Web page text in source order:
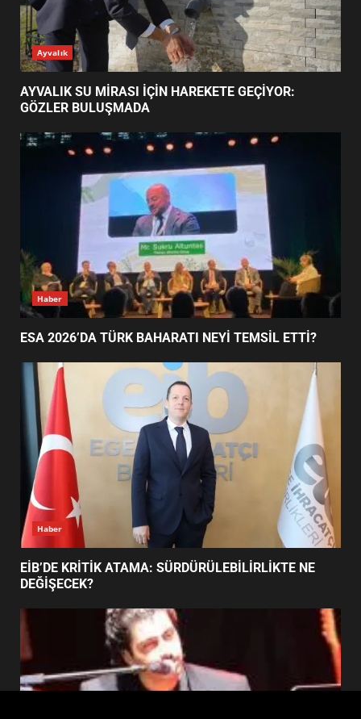
1
AYVALIK SU MİRASI İÇİN
HAREKETE GEÇİYOR: GÖZLER
BULUŞMADA
ESA 2026’DA TÜRK BAHARATI
NEYİ TEMSİL ETTİ?
3
EİB’DE KRİTİK ATAMA:
SÜRDÜRÜLEBİLİRLİKTE NE
DEĞİŞECEK?
4
FİNALİNDE NE BAŞARDI?
5
BALIKESİR MÜZELERİNDE SÜRE
UZATILDI: NE DEĞİŞTİ?
BURHANİYE SATRANÇ
TURNUVASI KAYITLARI NEYİ
7
BURHANİYE BELEDİYESPOR’DA
YENİ YÖNETİM NASIL
ŞEKİLLENDİ?
Ayvalık
AYVALIK SU MİRASI İÇİN HAREKETE GEÇİYOR:
GÖZLER BULUŞMADA
Haber
ESA 2026’DA TÜRK BAHARATI NEYİ TEMSİL ETTİ?
Haber
EİB’DE KRİTİK ATAMA: SÜRDÜRÜLEBİLİRLİKTE NE
DEĞİŞECEK?